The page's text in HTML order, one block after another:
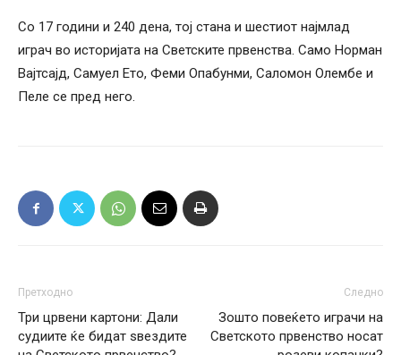
Со 17 години и 240 дена, тој стана и шестиот најмлад
играч во историјата на Светските првенства. Само Норман
Вајтсајд, Самуел Ето, Феми Опабунми, Саломон Олембе и
Пеле се пред него.
Претходно
Три црвени картони: Дали
судиите ќе бидат ѕвездите
Следно
Зошто повеќето играчи на
Светското првенство носат